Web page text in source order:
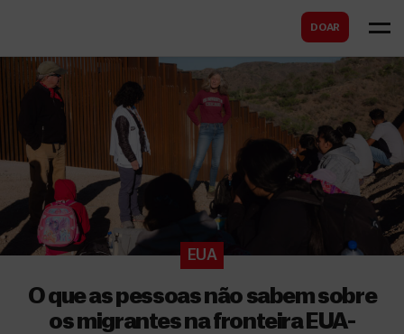
DOAR
a
r
EUA
O que as pessoas não sabem sobre
os migrantes na fronteira EUA-
s
c
a
r